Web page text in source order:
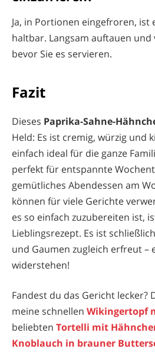
Ja, in Portionen eingefroren, ist
haltbar. Langsam auftauen
bevor Sie es servieren.
Fazit
Dieses Paprika-Sahne-
Held: Es ist cremig, würzig und
einfach ideal für die ganze
perfekt für entspannte
gemütliches Abendessen am
können für viele Gerichte
es so einfach zuzubereiten ist,
Lieblingsrezept. Es ist
und Gaumen zugleich erfreut –
widerstehen!
Fandest du das Gericht lecker?
meine schnellen Wikingertopf
beliebten Tortelli mit
Knoblauch in brauner